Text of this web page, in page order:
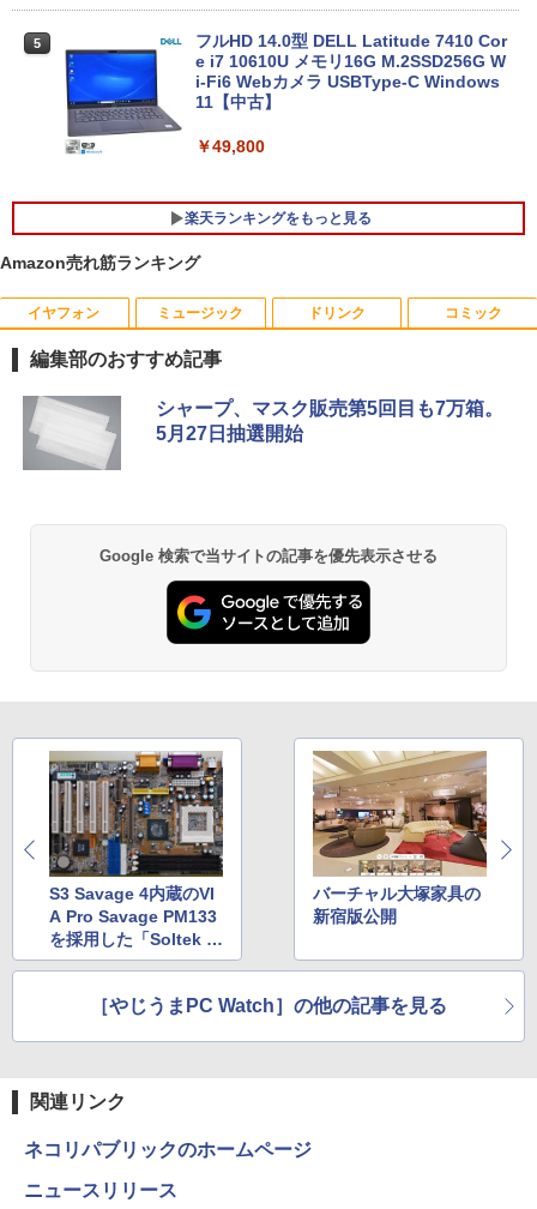
5
フルHD 14.0型 DELL Latitude 7410 Cor
e i7 10610U メモリ16G M.2SSD256G W
i-Fi6 Webカメラ USBType-C Windows
11【中古】
￥49,800
楽天ランキングをもっと見る
1
【訳あり品】中古パソコン | NEC | Mate
MKM30B-4 | Windows11 | デスクトップ
| 一年保証 | 第8世代 | Core i5 8500 3.0
B(NVMe) | DVD-ROM | 無線LAN:あり |
Win11Pro64bit
中古パソコン | NEC | Mate MRL36L-5 |
Windows11 | デスクトップ | 一年保証 |
第9世代 | Core i3 9100 3.6(〜最大4.2)G
Hz | MEM:8GB | SSD:256GB(新品) | DV
Dマルチ | Win11Pro64bit
送料無料 MouseComputer SL4-B450 単
体 AMD Ryzen 3 3200G Windows11 64
bit HDMI メモリー8GB 高速SSD256GB
M.2-SATA +HDD1TB DVDマルチ 中古デ
スクトップパソコン 中古 パソコン【30
日保証】1235602
￥19,800
中古パソコン | Lenovo | ThinkCentre M
| 一年保証 | 第8世代 | Core i5 8400 2.8
1
【BenQ公式店】BenQ ベンキュー GW2
491 23.8インチ アイケアモニター Full H
D/IPS/HDMI/DP/ブルーライト軽減プラ
24インチ相当 PCモニター
イ(27型/IPS/FullHD 1920×1080/120Hz/
MPRT 1ms) 27E2N2100/11
￥13,800
ーダー 電子タイムレコーダー USBデー
タ管理 自動集計機能 1000ユーザー対応
100,000レコード保存 簡単設定 2.8イン
チLCDスクリーン PSE認証済
￥14,880
レノボジャパン Lenovo L24-4C モニ
ター ［23.8型 / フルHD(1920×1080) / ワ
AC6JP
￥15,180
7-14ITL5 82BH 対応 FullHD 1920x1080
1
永瀬廉 プレミアムBOX【初回限定版】
（仮） [ 永瀬廉 ]
￥8,965
WORLD SEIKYO vol.8 [ 聖教新聞社 ]
￥300
方舟 （講談社文庫） [ 夕木 春央 ]
￥913
Amazon売れ筋ランキング
イヤフォン
Anker Soundcore P40i オフホワイト
￥7,990
Anker Soundcore P31i ブラック
￥5,990
￥14,990
【2026年アップグレード版】AOKIMI ワイヤ
レスイヤホン bluetooth イヤホン V12 小型
軽量 ブルートゥースHi-Fi 最大36時間再生 ぶ
るーとゅーす コードレス ENCノイズキャン
セリング 自動ペアリング Type-C充電 マイク
付き 防水 タッチ式音量調整 スポーツ/通勤/通
学/WEB会議(ホワイト)
￥1,964
ミュージック
BRUCE WAYNE feat. Flo Milli, ATL Jacob
[Explicit]
BRUCE WAYNE feat. Flo Milli, ATL Jacob
￥250
見知らぬ糸
￥250
On My Road (Stadium ver.)
￥250
ドリンク
by Amazon 天然水 ラベルレス 500ml ×24本
富士山の天然水 バナジウム含有 水 ミネラル
ウォーター ペットボトル 静岡県産 500ミリリ
ET ラベルレス ×8本
￥1,117
【Amazon.co.jp限定】 伊藤園 磨かれて、澄
みきった日本の水 2L 8本 ラベルレス [ ケース
] [ 水 ] [ ペットボトル ] [ 箱買い ] [ ストック
] [ 水分補給 ]
by Amazon 炭酸水 ラベルレス 500ml ×24本
コミック
薬屋のひとりごと 17巻 (デジタル版ビッグガ
ンガンコミックス)
ONE PIECE モノクロ版 115 (ジャンプコミッ
￥594
￥832
HUNTER×HUNTER モノクロ版 39 (ジャンプ
コミックスDIGITAL)
￥572
スーパーの裏でヤニ吸うふたり 9巻 (デジタル
編集部のおすすめ記事
シャープ、マスク販売第5回目も7万箱。
5月27日抽選開始
Google 検索で当サイトの記事を優先表示させる
S3 Savage 4内蔵のVI
A Pro Savage PM133
を採用した「Soltek S
L-65MV」
バーチャル大塚家具の
新宿版公開
［やじうまPC Watch］の他の記事を見る
関連リンク
ネコリパブリックのホームページ
ニュースリリース